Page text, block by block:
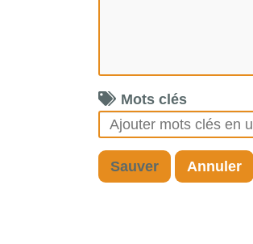
Mots clés
Sauver Annuler